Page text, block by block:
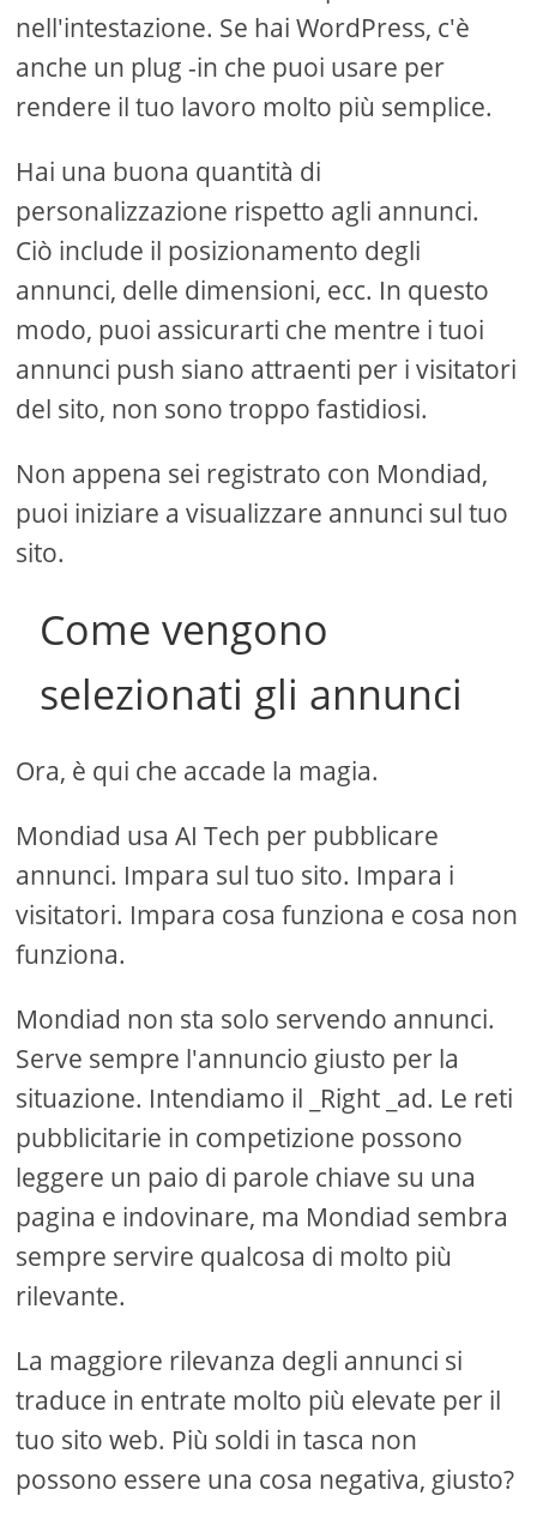
nell'intestazione. Se hai WordPress, c'è
anche un plug -in che puoi usare per
rendere il tuo lavoro molto più semplice.
Hai una buona quantità di
personalizzazione rispetto agli annunci.
Ciò include il posizionamento degli
annunci, delle dimensioni, ecc. In questo
modo, puoi assicurarti che mentre i tuoi
annunci push siano attraenti per i visitatori
del sito, non sono troppo fastidiosi.
Non appena sei registrato con Mondiad,
puoi iniziare a visualizzare annunci sul tuo
sito.
Come vengono
selezionati gli annunci
Ora, è qui che accade la magia.
Mondiad usa AI Tech per pubblicare
annunci. Impara sul tuo sito. Impara i
visitatori. Impara cosa funziona e cosa non
funziona.
Mondiad non sta solo servendo annunci.
Serve sempre l'annuncio giusto per la
situazione. Intendiamo il _Right _ad. Le reti
pubblicitarie in competizione possono
leggere un paio di parole chiave su una
pagina e indovinare, ma Mondiad sembra
sempre servire qualcosa di molto più
rilevante.
La maggiore rilevanza degli annunci si
traduce in entrate molto più elevate per il
tuo sito web. Più soldi in tasca non
possono essere una cosa negativa, giusto?